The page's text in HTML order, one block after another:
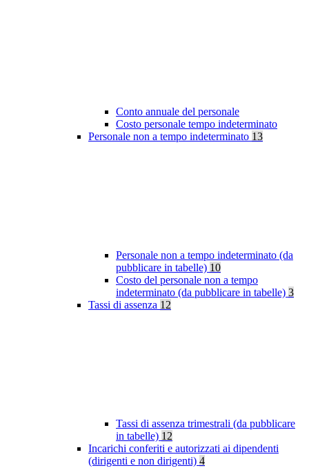
Conto annuale del personale
Costo personale tempo indeterminato
Personale non a tempo indeterminato 13
Personale non a tempo indeterminato (da
pubblicare in tabelle) 10
Costo del personale non a tempo
indeterminato (da pubblicare in tabelle) 3
Tassi di assenza 12
Tassi di assenza trimestrali (da pubblicare
in tabelle) 12
Incarichi conferiti e autorizzati ai dipendenti
(dirigenti e non dirigenti) 4